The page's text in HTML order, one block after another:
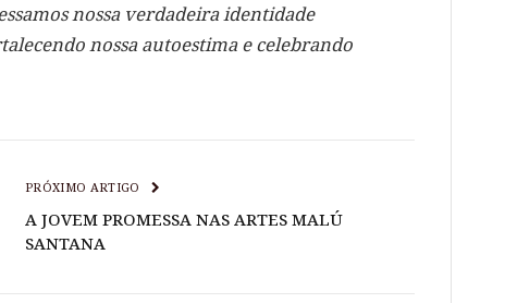
nossa verdadeira identidade
nossa autoestima e celebrando
PRÓXIMO ARTIGO
A JOVEM PROMESSA NAS ARTES MALÚ
SANTANA